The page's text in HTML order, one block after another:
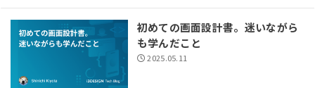
初めての画面設計書。迷いながら
も学んだこと
2025.05.11